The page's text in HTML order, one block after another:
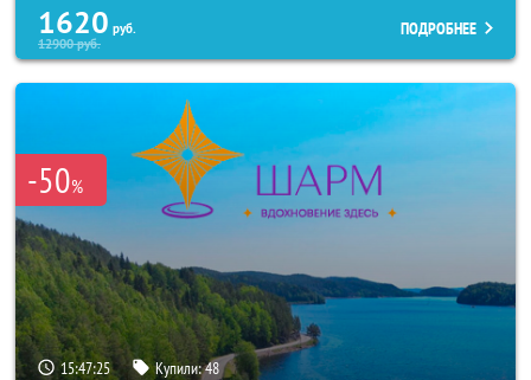
1620 руб.
12900руб.
ПОДРОБНЕЕ
-50%
15:47:24 Купили:48